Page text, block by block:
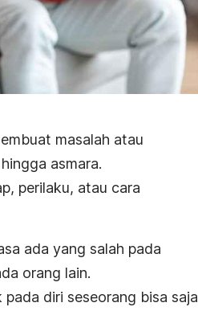
masalah atau
asmara.
perilaku, atau cara
ada yang salah pada
orang lain.
pada diri seseorang bisa saja